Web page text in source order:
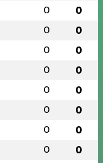
0 0
0 0
0 0
0 0
0 0
0 0
0 0
0 0